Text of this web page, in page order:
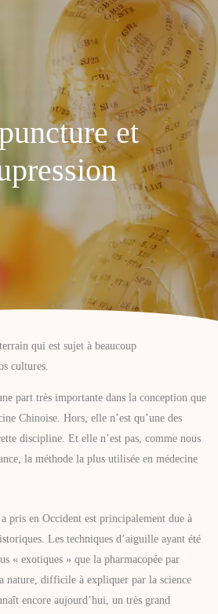
et
qui est sujet à beaucoup
cultures.
part très importante dans la conception que
Chinoise. Hors, elle n’est qu’une des
discipline. Et elle n’est pas, comme nous
la méthode la plus utilisée en médecine
pris en Occident est principalement due à
Les techniques d’aiguille ayant été
« exotiques » que la pharmacopée par
nature, difficile à expliquer par la science
encore aujourd’hui, un très grand